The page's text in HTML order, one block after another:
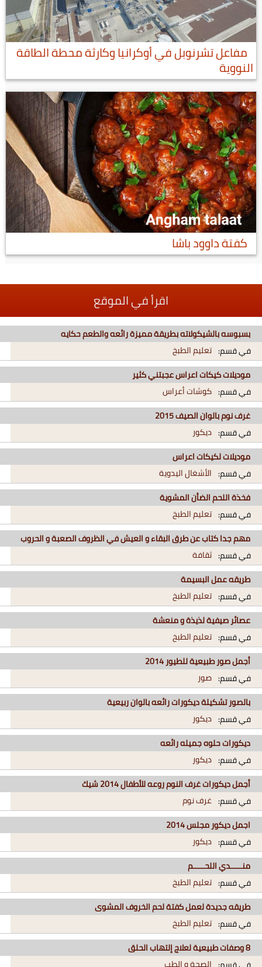
مفاعل تشرنوبل في أوكرانيا وكارثة محطة الطاقة
النووية
كفتة داوود باشا
اقرأ في الموقع
بسبوسه بالشيكولاته بطريقة مميزة رائعه والطعم حكايه
في قسم: تعليم الطبخ
موديلات كيكات اعراس عجبتني كثير
في قسم: كوشات أعراس
غرف نوم بالوان الصيف 2015
في قسم: ديكور
موديلات لكيكات اعراس
في قسم: الأشغال اليدوية
فخذة اللحم الضأن المشوية
في قسم: تعليم الطبخ
مهم جدا كتاب عن طرق البقاء و العيش في الظروف الصعبة و الحروب
في قسم: ثقافة
طريقه عمل البسيمة
في قسم: تعليم الطبخ
عصائر صيفية لذيذة و منعشة
في قسم: تعليم الطبخ
أجمل صور طبيعية للطيور 2014
في قسم: صور
بالصور تشكيلة ديكورات رائعه بالوان ربيعية
في قسم: ديكور
ديكورات حلوه جميله رائعه
في قسم: ديكور
أجمل ديكورات غرف النوم روعه للأطفال 2014 شيك
في قسم: غرف نوم
اجمل ديكور مجلس 2014
في قسم: ديكور
منـــــدي اللحـــــم
في قسم: تعليم الطبخ
طريقه جديدة لعمل كفتة لحم الخروف المشوى
في قسم: تعليم الطبخ
8 وصفات طبيعية لعلاج إلتهاب الحلق
الصحة و الطب